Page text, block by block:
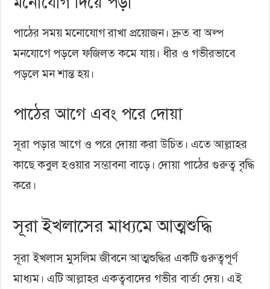
পাঠের সময় মনোযোগ রাখা প্রয়োজন। দ্রুত বা অল্প
মনযোগে পড়লে ফজিলত কমে যায়। ধীর ও গভীরভাবে
পড়লে মন শান্ত হয়।
পাঠের আগে এবং পরে দোয়া
সূরা পড়ার আগে ও পরে দোয়া করা উচিত। এতে আল্লাহর
কাছে কবুল হওয়ার সম্ভাবনা বাড়ে। দোয়া পাঠের গুরুত্ব বৃদ্ধি
করে।
সূরা ইখলাসের মাধ্যমে আত্মশুদ্ধি
সূরা ইখলাস মুসলিম জীবনে আত্মশুদ্ধির একটি গুরুত্বপূর্ণ
মাধ্যম। এটি আল্লাহর একত্ববাদের গভীর বার্তা দেয়। এই